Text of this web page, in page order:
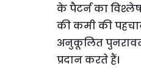
के पैटर्न का
की कमी की
अनुकूलित
प्रदान करते हैं।